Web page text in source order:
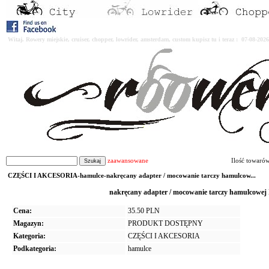
Witaj. Rowery miejskie, cruiser, chopper, lowrider, amsterdam, custom kupisz tu i teraz : 07-08-
zaawansowane Ilość
CZĘŚCI I AKCESORIA-hamulce-nakręcany adapter / mocowanie tarczy hamulcow...
nakręcany adapter / mocowanie tarczy
Cena:
35.50 PLN
Magazyn:
PRODUKT DOSTĘPNY
Kategoria:
CZĘŚCI I AKCESORIA
Podkategoria:
hamulce